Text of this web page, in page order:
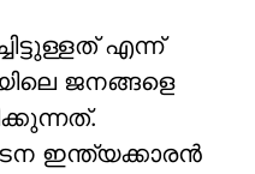
എന്ന്
ജനങ്ങളെ
ഇന്ത്യക്കാരന്‍